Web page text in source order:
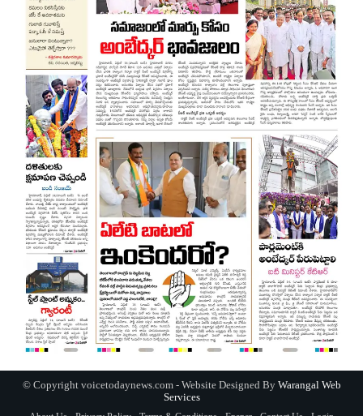
© Copyright voicetodaynews.com - Website Designed By Warangal Web
Services